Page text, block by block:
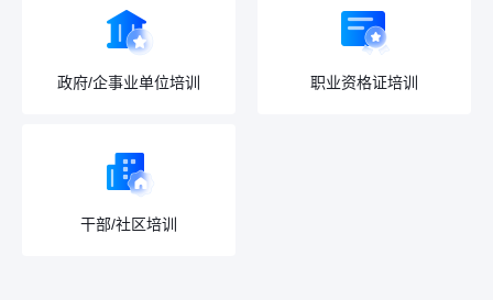
政府/企事业单位培训 职业资格证培训
干部/社区培训